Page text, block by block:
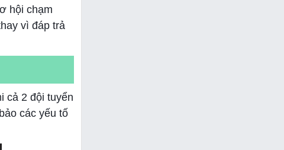
hội chạm
vì đáp trả
cả 2 đội tuyển
các yếu tố